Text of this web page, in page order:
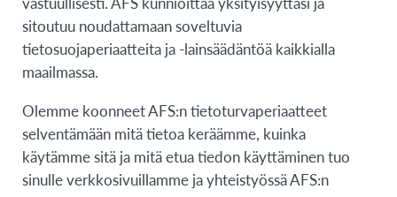
sitoutuu noudattamaan soveltuvia
tietosuojaperiaatteita ja -lainsäädäntöä kaikkialla
maailmassa.
Olemme koonneet AFS:n tietoturvaperiaatteet
selventämään mitä tietoa keräämme, kuinka
käytämme sitä ja mitä etua tiedon käyttäminen tuo
sinulle verkkosivuillamme ja yhteistyössä AFS:n